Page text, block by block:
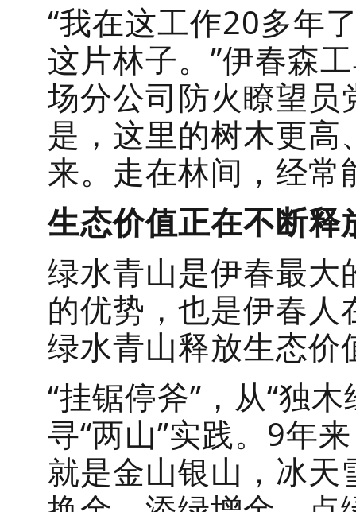
“我在这工作20多年
这片林子。”伊春森
场分公司防火瞭望员
是，这里的树木更
来。走在林间，经常
生态价值正在不断释
绿水青山是伊春最
的优势，也是伊春
绿水青山释放生态
“挂锯停斧”，从“独
寻“两山”实践。9年
就是金山银山，冰天